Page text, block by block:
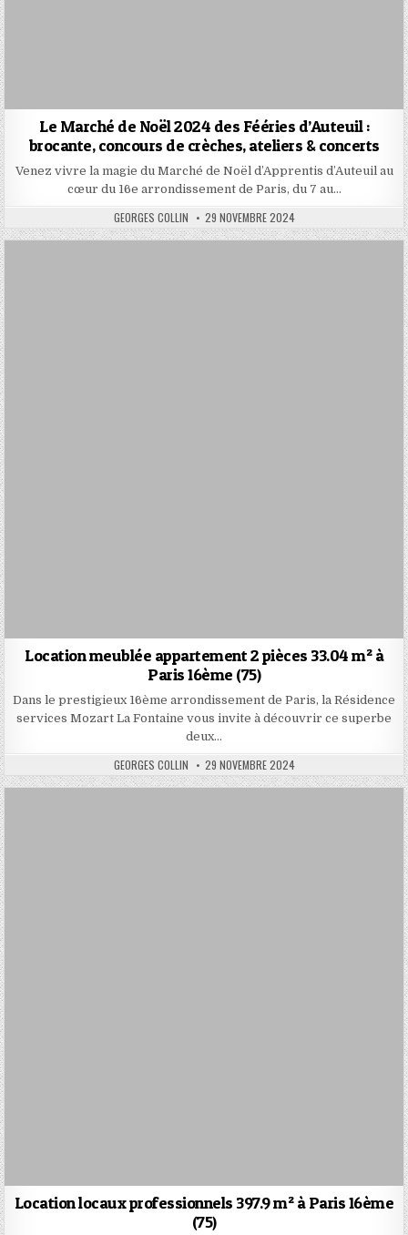
Le Marché de Noël 2024 des Fééries d’Auteuil :
brocante, concours de crèches, ateliers & concerts
Venez vivre la magie du Marché de Noël d’Apprentis d’Auteuil au
cœur du 16e arrondissement de Paris, du 7 au…
AUTHOR:
GEORGES COLLIN PUBLISHED
DATE:
29 NOVEMBRE 2024
Location meublée appartement 2 pièces 33.04 m² à
Paris 16ème (75)
Dans le prestigieux 16ème arrondissement de Paris, la Résidence
services Mozart La Fontaine vous invite à découvrir ce superbe
deux…
AUTHOR:
GEORGES COLLIN PUBLISHED
DATE:
29 NOVEMBRE 2024
Location locaux professionnels 397.9 m² à Paris 16ème
(75)